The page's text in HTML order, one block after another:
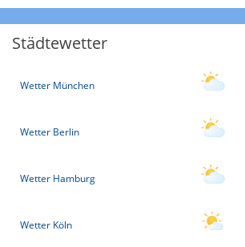
Städtewetter
Wetter München
Wetter Berlin
Wetter Hamburg
Wetter Köln